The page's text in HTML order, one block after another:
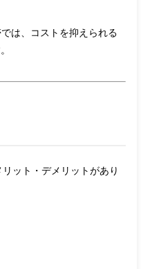
は、コストを抑えられる
ット・デメリットがあり